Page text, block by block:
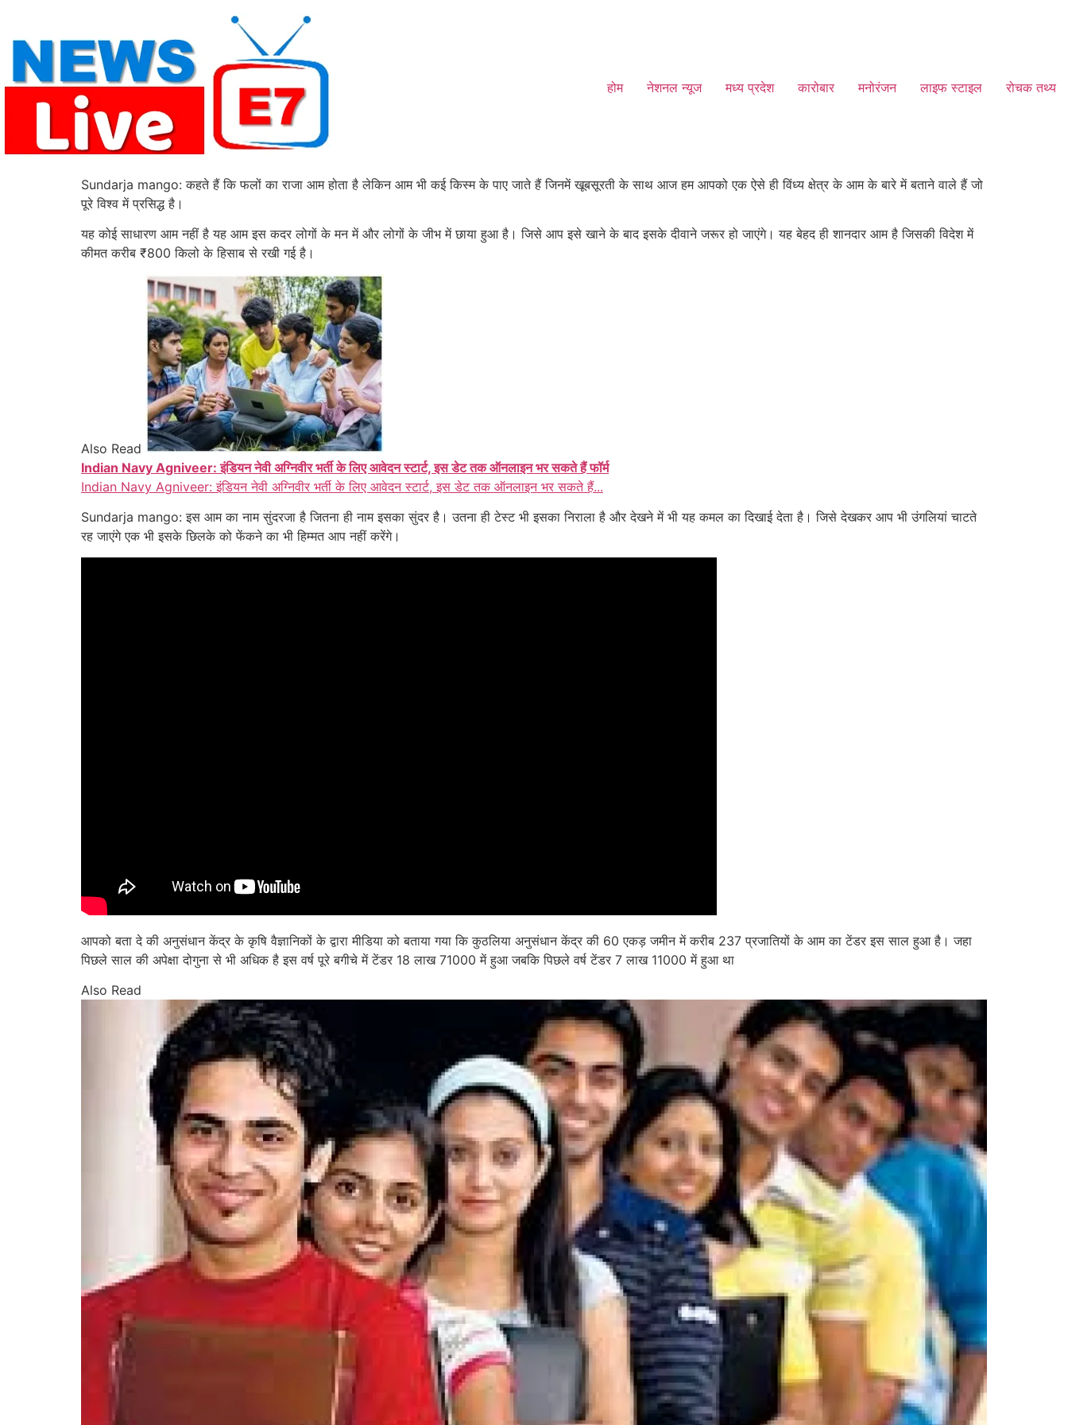
content
होम नेशनल न्यूज मध्य प्रदेश कारोबार मनोरंजन लाइफ स्टाइल रोचक तथ्य
Sundarja mango: कहते हैं कि फलों का राजा आम होता है लेकिन आम भी कई किस्म के पाए जाते हैं जिनमें खूबसूरती के साथ आज हम आपको एक ऐसे ही विंध्य क्षेत्र के आम के बारे में बताने वाले हैं जो
पूरे विश्व में प्रसिद्ध है।
यह कोई साधारण आम नहीं है यह आम इस कदर लोगों के मन में और लोगों के जीभ में छाया हुआ है। जिसे आप इसे खाने के बाद इसके दीवाने जरूर हो जाएंगे। यह बेहद ही शानदार आम है जिसकी विदेश में
कीमत करीब ₹800 किलो के हिसाब से रखी गई है।
Also Read
Indian Navy Agniveer: इंडियन नेवी अग्निवीर भर्ती के लिए आवेदन स्टार्ट, इस डेट तक ऑनलाइन भर सकते हैं फॉर्म
Indian Navy Agniveer: इंडियन नेवी अग्निवीर भर्ती के लिए आवेदन स्टार्ट, इस डेट तक ऑनलाइन भर सकते हैं...
Sundarja mango: इस आम का नाम सुंदरजा है जितना ही नाम इसका सुंदर है। उतना ही टेस्ट भी इसका निराला है और देखने में भी यह कमल का दिखाई देता है। जिसे देखकर आप भी उंगलियां चाटते
रह जाएंगे एक भी इसके छिलके को फेंकने का भी हिम्मत आप नहीं करेंगे।
आपको बता दे की अनुसंधान केंद्र के कृषि वैज्ञानिकों के द्वारा मीडिया को बताया गया कि कुठलिया अनुसंधान केंद्र की 60 एकड़ जमीन में करीब 237 प्रजातियों के आम का टेंडर इस साल हुआ है। जहा
पिछले साल की अपेक्षा दोगुना से भी अधिक है इस वर्ष पूरे बगीचे में टेंडर 18 लाख 71000 में हुआ जबकि पिछले वर्ष टेंडर 7 लाख 11000 में हुआ था
Also Read